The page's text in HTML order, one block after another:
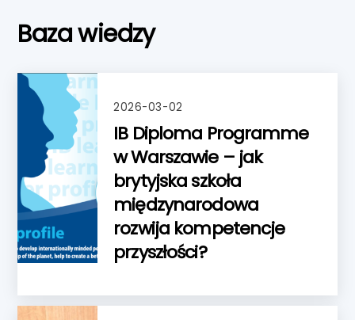
Baza wiedzy
2026-03-02
IB Diploma Programme
w Warszawie – jak
brytyjska szkoła
międzynarodowa
rozwija kompetencje
przyszłości?